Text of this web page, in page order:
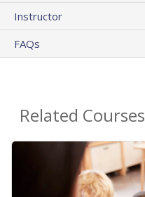
Instructor
FAQs
Related Courses